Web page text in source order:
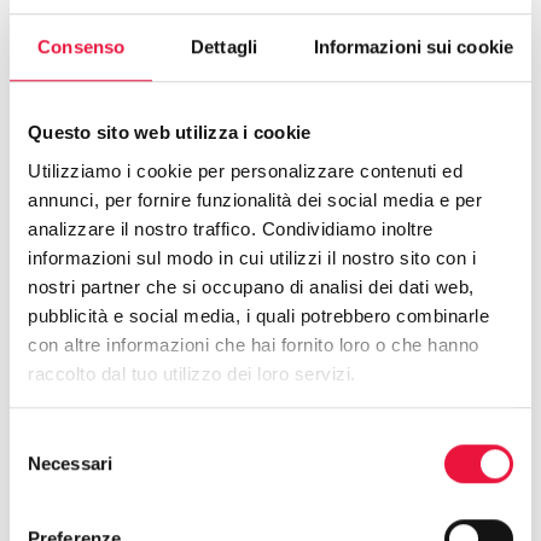
Consenso Dettagli Informazioni sui cookie
Questo sito web utilizza i cookie
Utilizziamo i cookie per personalizzare contenuti ed
annunci, per fornire funzionalità dei social media e per
analizzare il nostro traffico. Condividiamo inoltre
informazioni sul modo in cui utilizzi il nostro sito con i
nostri partner che si occupano di analisi dei dati web,
pubblicità e social media, i quali potrebbero combinarle
con altre informazioni che hai fornito loro o che hanno
raccolto dal tuo utilizzo dei loro servizi.
delNecessari
E’ altresì opportuno tenere in considerazione
l’eventualità che la vendita del bene immobile, acquistato
(rappresentata dalla differenza tra il prezzo di vendita e
il costo di acquisto) che sarà soggetta a tassazione.
Una volta messi in pratica tutti questi consigli, è il
momento di partecipare all’asta del bene che ci interessa
e provare ad acquisirlo. Quando finalmente si è diventati
aggiudicatari dell’immobileal prezzo che volevamo, la
proprietà viene trasferita, in base a quanto previsto
nell’avviso di vendita, mediante rogito notarile ovvero
mediante emissione di decreto di trasferimento a firma
nuovo proprietario.
l’immobile acquistato
, cercando di farlo al meglio. Ci